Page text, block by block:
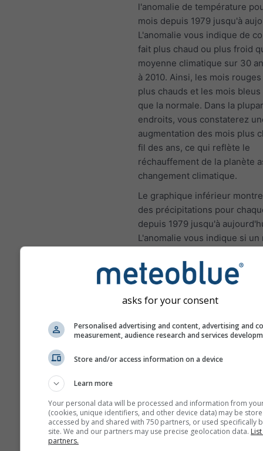
l'anomalie de température
mois depuis 1979 jusqu'à
L'anomalie vous indique de
fait plus chaud ou plus froid
moyenne climatique sur 30
à 2010. Ainsi, les mois
plus chauds et les mois
que la normale. Dans la
endroits, vous constaterez
augmentation des mois plus
fil des ans, ce qui reflète le
réchauffement de la planète
changement climatique.
Le graphique inférieur
des précipitations pour
depuis 1979 jusqu'à
L'anomalie vous indique si un
que la moyenne climatique
de 1980 à 2010. Ainsi, les
été plus humides et les mois
été plus secs que la normale.
Changement climatique -
Mois
Jan Feb Mar
asks for your consent
Personalised advertising and content, advertising and
measurement, audience research and services
Store and/or access information on a device
Learn more
Your personal data will be processed and information from
(cookies, unique identifiers, and other device data) may be
accessed by and shared with 750 partners, or used specifically
site. We and our partners may use precise geolocation data.
partners.